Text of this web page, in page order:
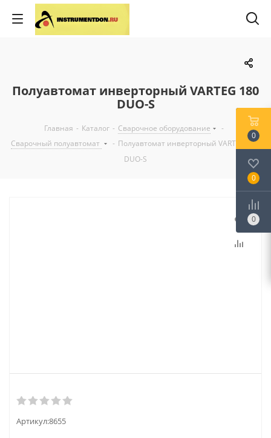
Полуавтомат инверторный VARTEG 180
DUO-S
Главная - Каталог - Сварочное оборудование
-
Сварочный полуавтомат
- Полуавтомат инверторный VARTEG 180
DUO-S
Артикул:8655
0
0
0